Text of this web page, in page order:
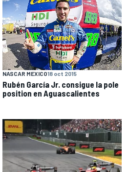
NASCAR MEXICO18 oct 2015
Rubén García Jr. consigue la pole
position en Aguascalientes